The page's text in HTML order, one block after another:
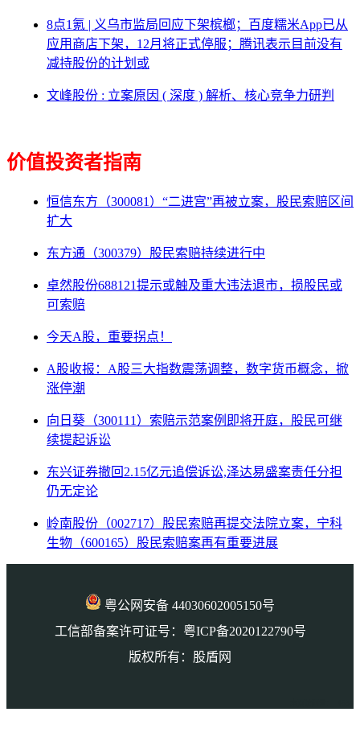
8点1氪 | 义乌市监局回应下架槟榔；百度糯米App已从
应用商店下架，12月将正式停服；腾讯表示目前没有
减持股份的计划或
文峰股份 : 立案原因 ( 深度 ) 解析、核心竞争力研判
价值投资者指南
恒信东方（300081）“二进宫”再被立案，股民索赔区间
扩大
东方通（300379）股民索赔持续进行中
卓然股份688121提示或触及重大违法退市，损股民或
可索赔
今天A股，重要拐点！
A股收报：A股三大指数震荡调整，数字货币概念，掀
涨停潮
向日葵（300111）索赔示范案例即将开庭，股民可继
续提起诉讼
东兴证券撤回2.15亿元追偿诉讼,泽达易盛案责任分担
仍无定论
岭南股份（002717）股民索赔再提交法院立案，宁科
生物（600165）股民索赔案再有重要进展
粤公网安备 44030602005150号
工信部备案许可证号：粤ICP备2020122790号
版权所有：股盾网